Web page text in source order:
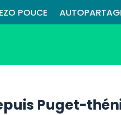
POUCE
Puget-